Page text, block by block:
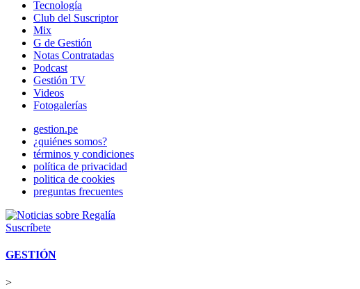
Tecnología
Club del Suscriptor
Mix
G de Gestión
Notas Contratadas
Podcast
Gestión TV
Videos
Fotogalerías
gestion.pe
¿quiénes somos?
términos y condiciones
política de privacidad
politica de cookies
preguntas frecuentes
Suscríbete
GESTIÓN
>